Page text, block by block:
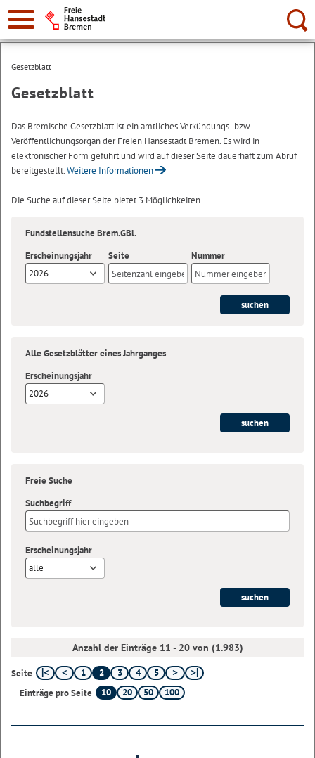
Suche:
Gesetzblatt
Gesetzblatt
Das Bremische Gesetzblatt ist ein amtliches Verkündungs- bzw.
Veröffentlichungsorgan der Freien Hansestadt Bremen. Es wird in
elektronischer Form geführt und wird auf dieser Seite dauerhaft zum Abruf
bereitgestellt.Weitere Informationen
Die Suche auf dieser Seite bietet 3 Möglichkeiten.
Fundstellensuche Brem.GBl.
Erscheinungsjahr
2026
Seite Nummer
Alle Gesetzblätter eines Jahrganges
Erscheinungsjahr
2026
Freie Suche
Suchbegriff
Erscheinungsjahr
alle
Anzahl der Einträge 11 - 20 von (1.983)
Seite 1 2 3 4
5
Einträge pro Seite
10 20 50 100